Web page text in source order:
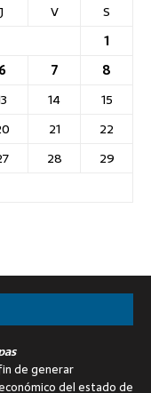
J V
S
1
6 7
8
14
15
21
22
28
29
de generar
del estado de